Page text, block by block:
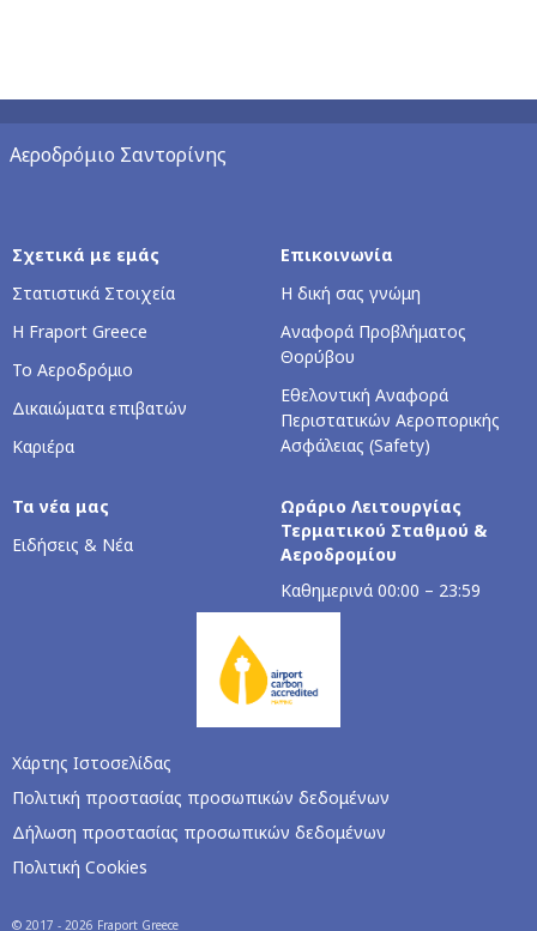
Αεροδρόμιο Σαντορίνης
Σχετικά με εμάς
Στατιστικά Στοιχεία
Η Fraport Greece
Το Αεροδρόμιο
Δικαιώματα επιβατών
Καριέρα
Επικοινωνία
Η δική σας γνώμη
Αναφορά Προβλήματος
Θορύβου
Εθελοντική Αναφορά
Περιστατικών Αεροπορικής
Ασφάλειας (Safety)
Τα νέα μας
Ειδήσεις & Νέα
Ωράριο Λειτουργίας
Τερματικού Σταθμού &
Αεροδρομίου
Καθημερινά 00:00 – 23:59
Χάρτης Ιστοσελίδας
Πολιτική προστασίας προσωπικών δεδομένων
Δήλωση προστασίας προσωπικών δεδομένων
Πολιτική Cookies
© 2017 - 2026 Fraport Greece